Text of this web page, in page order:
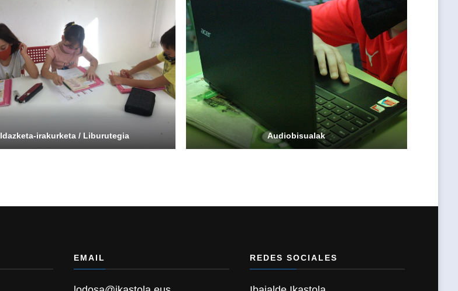
Idazketa-irakurketa / Liburutegia Audiobisualak
EMAIL REDES SOCIALES